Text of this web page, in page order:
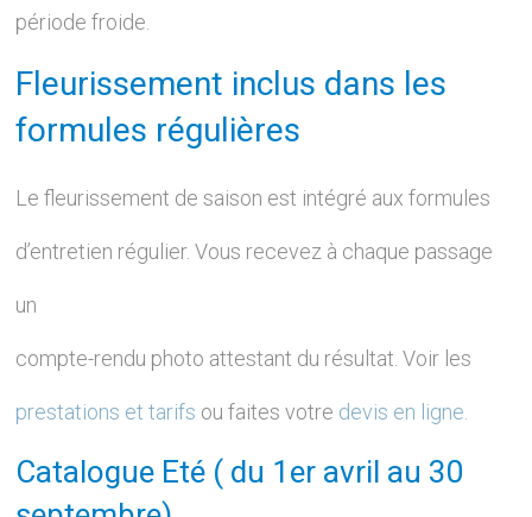
période froide.
Fleurissement inclus dans les
formules régulières
Le fleurissement de saison est intégré aux formules
d’entretien régulier. Vous recevez à chaque passage
un
compte-rendu photo attestant du résultat. Voir les
prestations et tarifs ou faites votre devis en ligne.
Catalogue Eté ( du 1er avril au 30